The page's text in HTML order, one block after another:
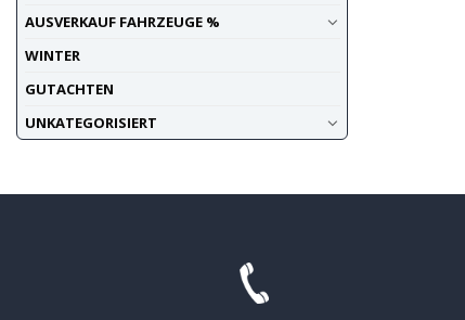
AUSVERKAUF FAHRZEUGE %
WINTER
GUTACHTEN
UNKATEGORISIERT